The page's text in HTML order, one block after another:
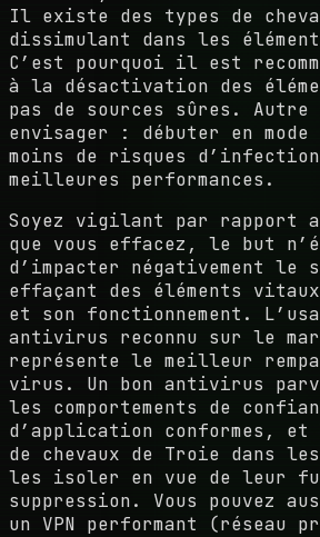
Il existe des types de
dissimulant dans les
C’est pourquoi il est
à la désactivation des
pas de sources sûres.
envisager : débuter en mode
moins de risques
meilleures performances.
Soyez vigilant par rapport
que vous effacez, le but
d’impacter négativement le
effaçant des éléments
et son fonctionnement.
antivirus reconnu sur le
représente le meilleur
virus. Un bon antivirus
les comportements de
d’application conformes,
de chevaux de Troie dans
les isoler en vue de leur
suppression. Vous pouvez
un VPN performant (réseau